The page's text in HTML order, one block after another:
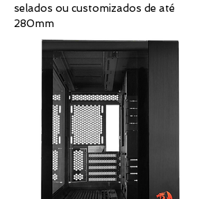
selados ou customizados de até
280mm